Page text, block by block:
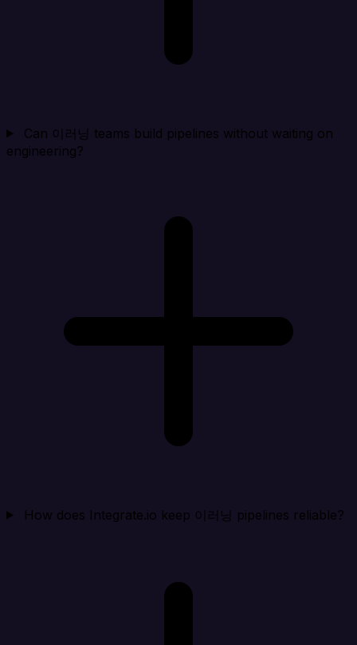
Can 이러닝 teams build pipelines without waiting on
engineering?
How does Integrate.io keep 이러닝 pipelines reliable?